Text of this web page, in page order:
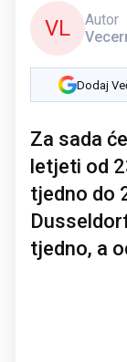
VL
Autor
Dodaj
Za sada
letjeti od
tjedno do
tjedno, a